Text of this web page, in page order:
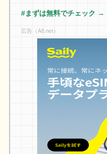
#まずは無料でチェック →
広告（A8.net）